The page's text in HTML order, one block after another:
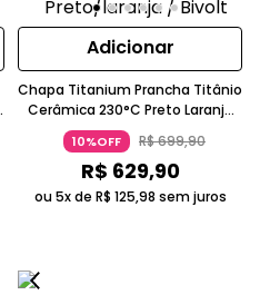
Adicionar
Chapa Titanium Prancha Titânio
Cerâmica 230°C Preto Laranja
Cabo Giratório Bivolt Taiff
10%OFF R$699,90
R$ 629,90
ou 5x de R$ 125,98 sem juros